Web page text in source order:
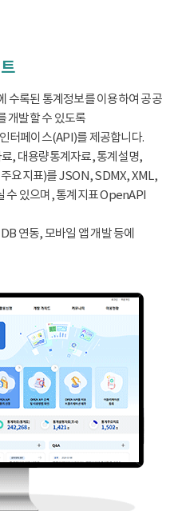
수록된 통계정보를 이용하여 공공
개발할 수 있도록
터페이스(API)를 제공합니다.
, 대용량통계자료, 통계설명,
요지표)를 JSON, SDMX, XML,
수 있으며, 통계지표 OpenAPI
연동, 모바일 앱 개발 등에